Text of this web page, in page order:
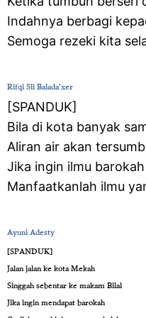
Indahnya berbagi
Semoga rezeki kita
Rifqi Sii Balada’xer
‎[SPANDUK]
Bila di kota banyak
Aliran air akan
Jika ingin ilmu barokah
Manfaatkanlah ilmu
Ayuni Adesty
‎[SPANDUK]
Jalan jalan ke kota Mekah
Singgah sebentar ke makam Bilal
Jika ingin mendapat barokah